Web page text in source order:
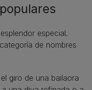
especial.
de nombres
giro de una bailaora